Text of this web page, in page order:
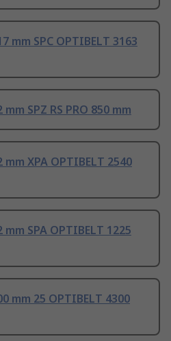
mm SPC OPTIBELT 3163
SPZ RS PRO 850 mm
XPA OPTIBELT 2540
SPA OPTIBELT 1225
mm 25 OPTIBELT 4300